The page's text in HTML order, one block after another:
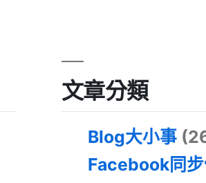
文章分類
Blog大小事
Facebook同